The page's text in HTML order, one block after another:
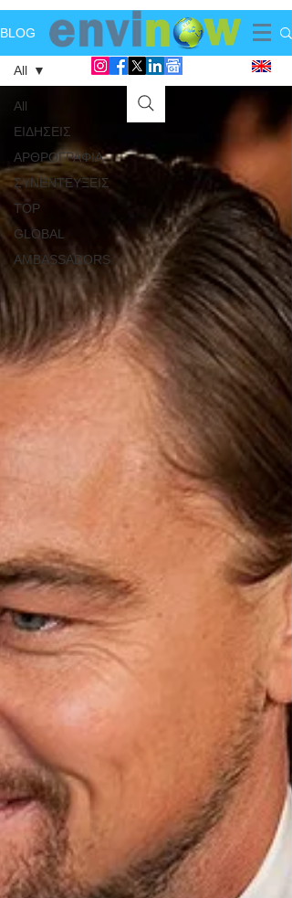
BLOG
All
ΕΙΔΗΣΕΙΣ
ΑΡΘΡΟΓΡΑΦΙΑ
ΣΥΝΕΝΤΕΥΞΕΙΣ
TOP
GLOBAL
AMBASSADORS
All